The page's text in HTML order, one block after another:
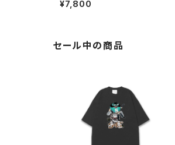
¥7,800
セール中の商品